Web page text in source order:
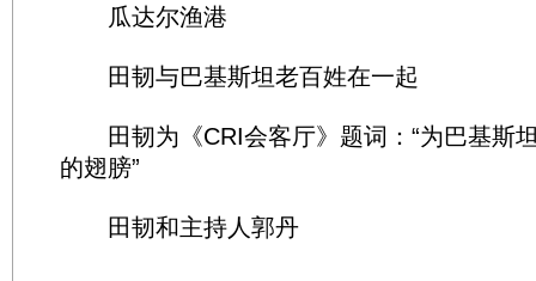
瓜达尔渔港
田韧与巴基斯坦老百姓在一起
田韧为《CRI会客厅》题词：“为巴基斯
的翅膀”
田韧和主持人郭丹